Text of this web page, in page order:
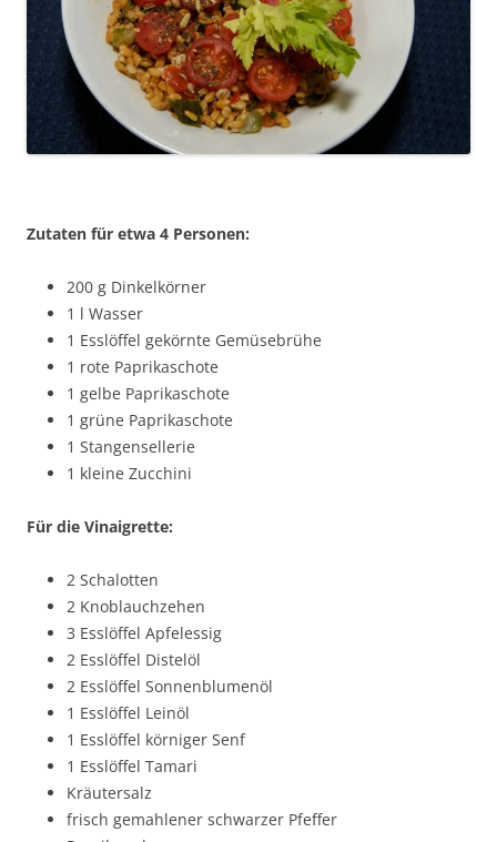
Zutaten für etwa 4 Personen:
200 g Dinkelkörner
1 l Wasser
1 Esslöffel gekörnte Gemüsebrühe
1 rote Paprikaschote
1 gelbe Paprikaschote
1 grüne Paprikaschote
1 Stangensellerie
1 kleine Zucchini
Für die Vinaigrette:
2 Schalotten
2 Knoblauchzehen
3 Esslöffel Apfelessig
2 Esslöffel Distelöl
2 Esslöffel Sonnenblumenöl
1 Esslöffel Leinöl
1 Esslöffel körniger Senf
1 Esslöffel Tamari
Kräutersalz
frisch gemahlener schwarzer Pfeffer